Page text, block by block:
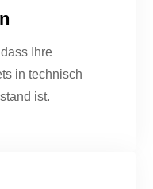
Ihre
in technisch
ist.